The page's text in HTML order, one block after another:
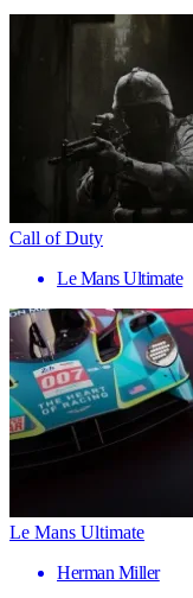
Call of Duty
Le Mans Ultimate
Le Mans Ultimate
Herman Miller